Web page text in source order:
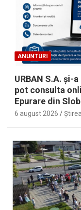
ANUNTURI
URBAN S.A. și-
pot consulta
Epurare din
6 august 2026 Ştirea